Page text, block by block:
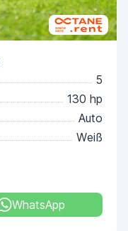
5
130 hp
Auto
Weiß
WhatsApp